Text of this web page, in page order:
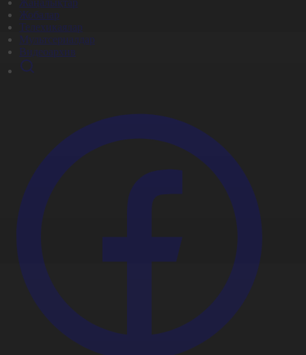
Жобалар
Телехикаялар
Мультсериалдар
Видеоархив